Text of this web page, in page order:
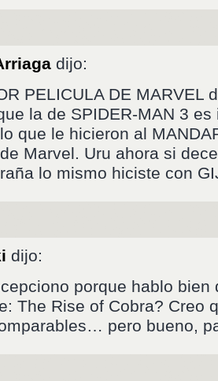
dijo:
PELICULA DE MARVEL
la de SPIDER-MAN 3
que le hicieron al
Marvel. Uru ahora si
lo mismo hiciste con
dijo:
porque hablo
The Rise of Cobra? Creo
pero bueno,